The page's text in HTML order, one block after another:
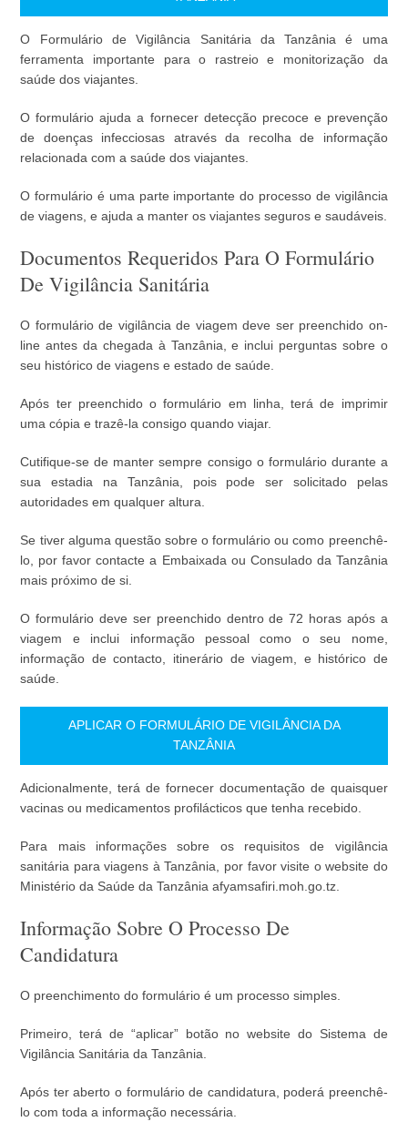
O Formulário de Vigilância Sanitária da Tanzânia é uma
ferramenta importante para o rastreio e monitorização da
saúde dos viajantes.
O formulário ajuda a fornecer detecção precoce e prevenção
de doenças infecciosas através da recolha de informação
relacionada com a saúde dos viajantes.
O formulário é uma parte importante do processo de vigilância
de viagens, e ajuda a manter os viajantes seguros e saudáveis.
Documentos Requeridos Para O Formulário
De Vigilância Sanitária
O formulário de vigilância de viagem deve ser preenchido on-
line antes da chegada à Tanzânia, e inclui perguntas sobre o
seu histórico de viagens e estado de saúde.
Após ter preenchido o formulário em linha, terá de imprimir
uma cópia e trazê-la consigo quando viajar.
Cutifique-se de manter sempre consigo o formulário durante a
sua estadia na Tanzânia, pois pode ser solicitado pelas
autoridades em qualquer altura.
Se tiver alguma questão sobre o formulário ou como preenchê-
lo, por favor contacte a Embaixada ou Consulado da Tanzânia
mais próximo de si.
O formulário deve ser preenchido dentro de 72 horas após a
viagem e inclui informação pessoal como o seu nome,
informação de contacto, itinerário de viagem, e histórico de
saúde.
APLICAR O FORMULÁRIO DE VIGILÂNCIA DA
TANZÂNIA
Adicionalmente, terá de fornecer documentação de quaisquer
vacinas ou medicamentos profilácticos que tenha recebido.
Para mais informações sobre os requisitos de vigilância
sanitária para viagens à Tanzânia, por favor visite o website do
Ministério da Saúde da Tanzânia afyamsafiri.moh.go.tz.
Informação Sobre O Processo De
Candidatura
O preenchimento do formulário é um processo simples.
Primeiro, terá de “aplicar” botão no website do Sistema de
Vigilância Sanitária da Tanzânia.
Após ter aberto o formulário de candidatura, poderá preenchê-
lo com toda a informação necessária.